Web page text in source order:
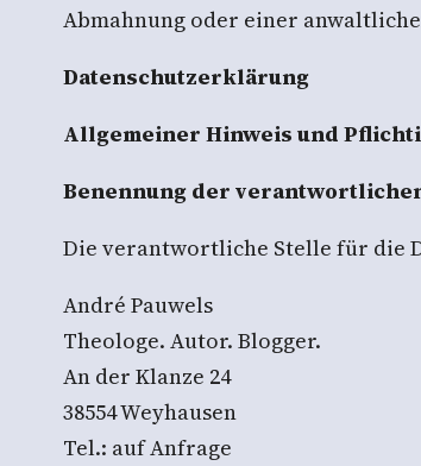
Abmahnung oder einer
Datenschutzerklärung
Allgemeiner Hinweis und
Benennung der
Die verantwortliche Stelle für die
André Pauwels
Theologe. Autor. Blogger.
An der Klanze 24
38554 Weyhausen
Tel.: auf Anfrage